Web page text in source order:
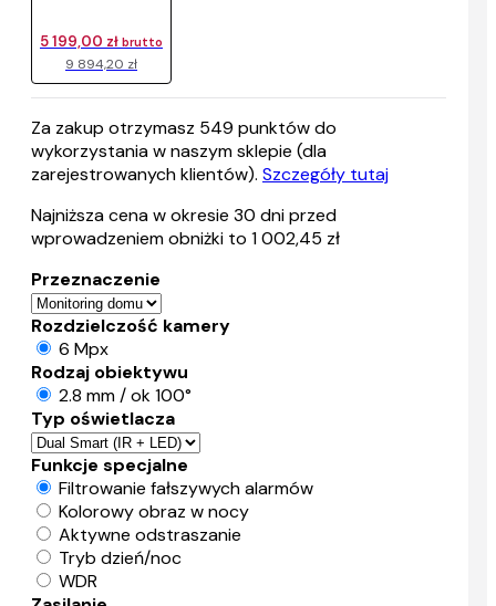
9 894,20 zł
5 199,00 zł brutto
Za zakup otrzymasz 549 punktów do
wykorzystania w naszym sklepie (dla
zarejestrowanych klientów). Szczegóły tutaj
Najniższa cena w okresie 30 dni przed
wprowadzeniem obniżki to 1 002,45 zł
Przeznaczenie
Rozdzielczość kamery
6 Mpx
Rodzaj obiektywu
2.8 mm / ok 100°
Typ oświetlacza
Funkcje specjalne
Filtrowanie fałszywych alarmów
Kolorowy obraz w nocy
Aktywne odstraszanie
Tryb dzień/noc
WDR